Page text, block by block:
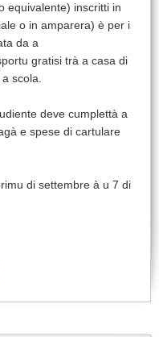
equivalente) inscritti in
o in amparera) è per i
da a
gratisi trà a casa di
scola.
deve cumplettà a
e spese di cartulare
di settembre à u 7 di